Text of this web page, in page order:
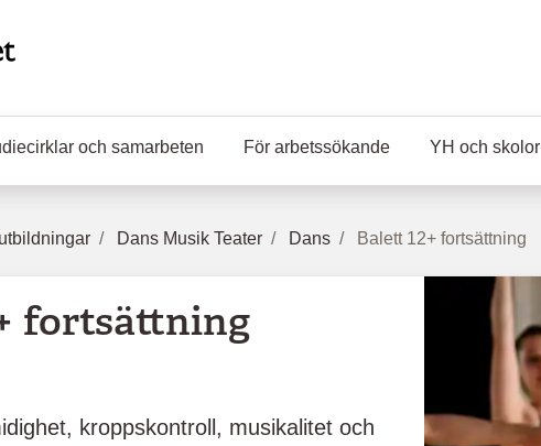
sida) och samarbeten För arbetssökande YH och skolor
Dans Musik Teater Dans Balett 12+ fortsättning
fortsättning
kroppskontroll, musikalitet och